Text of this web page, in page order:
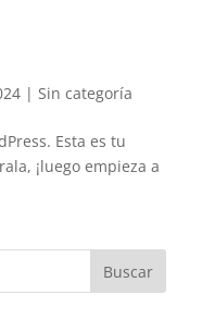
| Sin categoría
Esta es tu
¡luego empieza a
Buscar